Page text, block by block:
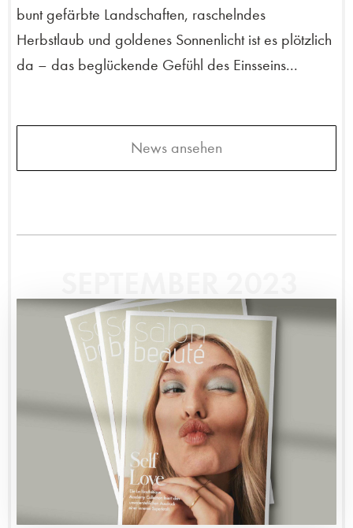
bunt gefärbte Landschaften, raschelndes
Herbstlaub und goldenes Sonnenlicht ist es plötzlich
da – das beglückende Gefühl des Einsseins...
News ansehen